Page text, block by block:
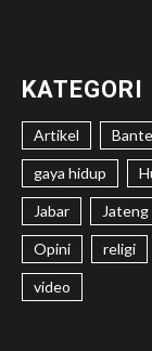
KATEGORI
Artikel
gaya hidup
Jabar Jateng
Opini religi
video